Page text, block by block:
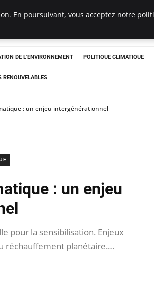
DE L'ENVIRONNEMENT POLITIQUE CLIMATIQUE
RENOUVELABLES
: un enjeu intergénérationnel
: un enjeu
pour la sensibilisation. Enjeux
réchauffement planétaire.…
En poursuivant, vous acceptez notre